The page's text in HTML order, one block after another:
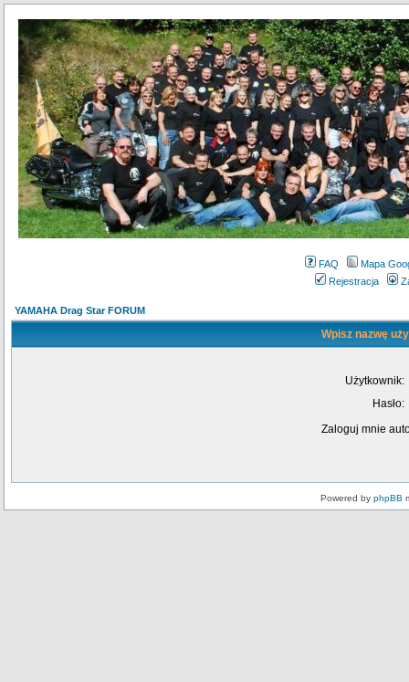
FAQ
Mapa
Rejestracja
YAMAHA Drag Star FORUM
Wpisz nazwę
Użytkownik:
Hasło:
Zaloguj mnie
Powered by phpBB